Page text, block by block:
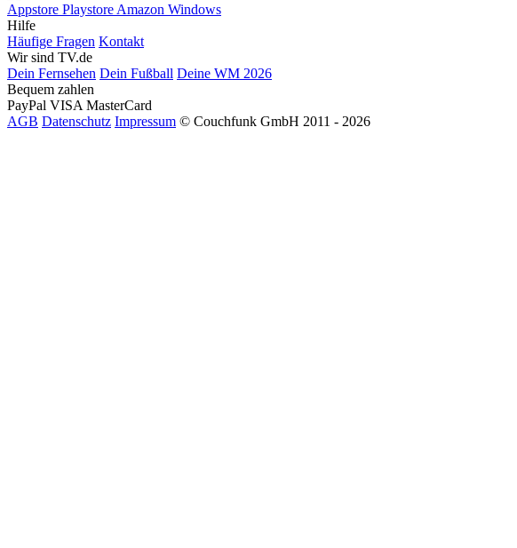
Appstore Playstore Amazon Windows
Hilfe
Häufige Fragen Kontakt
Wir sind TV.de
Dein Fernsehen Dein Fußball Deine WM 2026
Bequem zahlen
PayPal VISA MasterCard
AGB Datenschutz Impressum © Couchfunk GmbH 2011 - 2026